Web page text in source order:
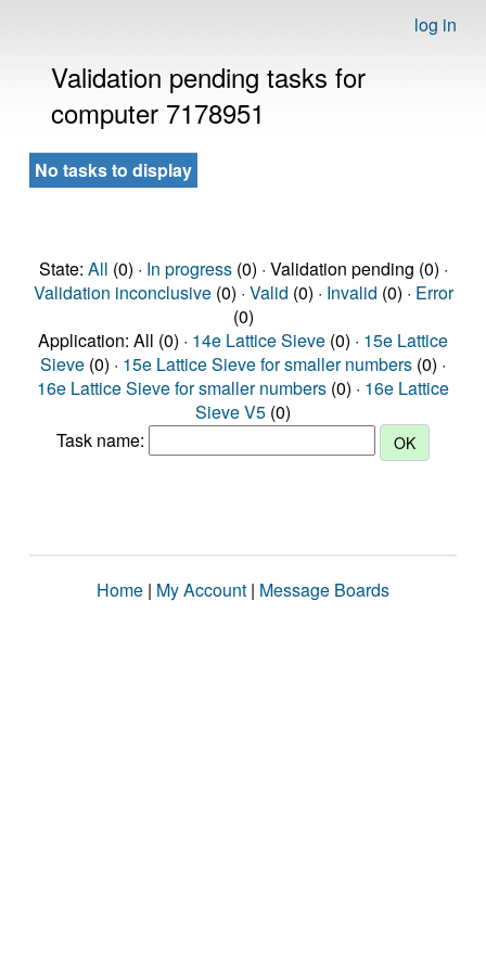
log in
Validation pending tasks for
computer 7178951
No tasks to display
State: All (0) · In progress(0) · Validation pending (0) ·
Validation inconclusive(0) · Valid (0) · Invalid (0) · Error
(0)
Application: All (0) · 14e Lattice Sieve (0) · 15e Lattice
Sieve (0) · 15e Lattice Sieve for smaller numbers (0) ·
16e Lattice Sieve for smaller numbers (0) · 16e Lattice
Sieve V5 (0)
Task name:
Home | My Account | Message Boards